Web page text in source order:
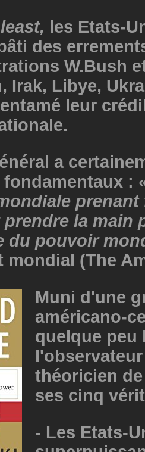
les Etats-
des
W.Bush
Irak, Libye,
leur
a
fondamentaux :
prenant
la main
du pouvoir
mondial (The
Muni d'une
américano-
quelque peu
théoricien
ses cinq
- Les Etats-